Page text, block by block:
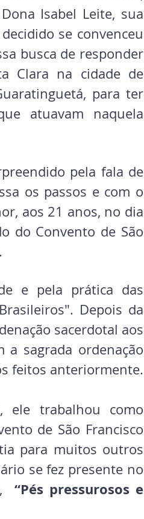
Isabel Leite, sua
se convenceu
busca de responder
Clara na cidade de
para ter
atuavam naquela
pela fala de
os passos e com o
aos 21 anos, no dia
do Convento de São
e pela prática das
Depois da
sacerdotal aos
sagrada ordenação
feitos anteriormente.
ele trabalhou como
de São Francisco
para muitos outros
se fez presente no
“Pés pressurosos e